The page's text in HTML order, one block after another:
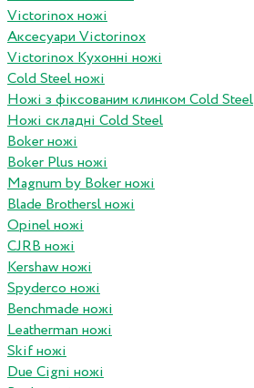
Victorinox ножі
Аксесуари Victorinox
Victorinox Кухонні ножі
Cold Steel ножі
Ножі з фіксованим клинком Cold Steel
Ножі складні Cold Steel
Boker ножі
Boker Plus ножі
Magnum by Boker ножі
Blade Brothersl ножі
Opinel ножі
CJRB ножі
Kershaw ножі
Spyderco ножі
Benchmade ножі
Leatherman ножі
Skif ножі
Due Cigni ножі